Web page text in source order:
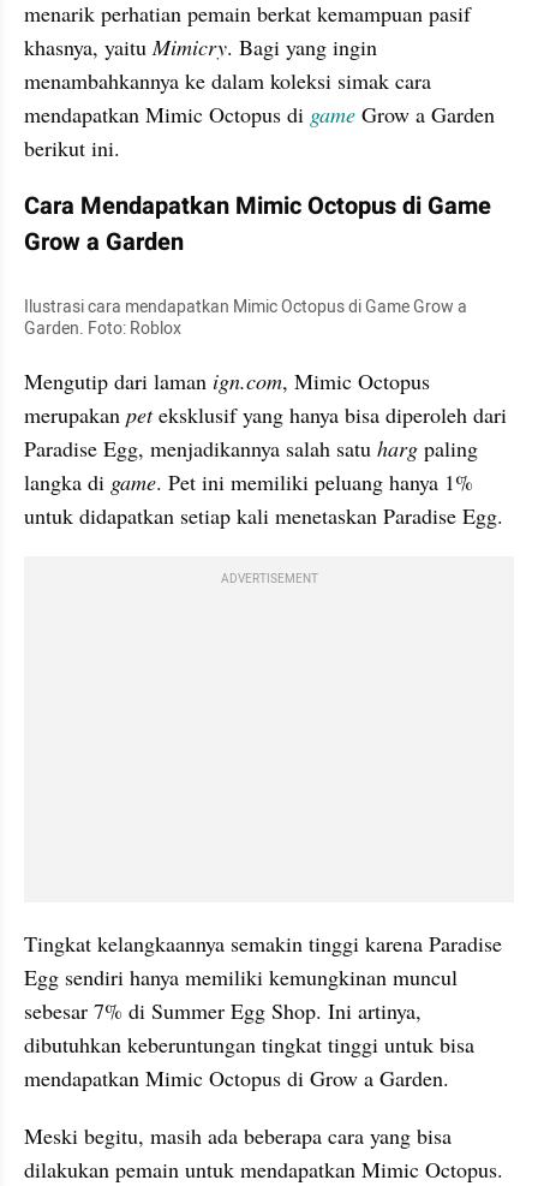
menarik perhatian pemain berkat kemampuan pasif
khasnya, yaitu Mimicry. Bagi yang ingin
menambahkannya ke dalam koleksi simak cara
mendapatkan Mimic Octopus di game Grow a Garden
berikut ini.
Cara Mendapatkan Mimic Octopus di Game
Grow a Garden
Ilustrasi cara mendapatkan Mimic Octopus di Game Grow a
Garden. Foto: Roblox
Mengutip dari laman ign.com, Mimic Octopus
merupakan pet eksklusif yang hanya bisa diperoleh dari
Paradise Egg, menjadikannya salah satu harg paling
langka di game. Pet ini memiliki peluang hanya 1%
untuk didapatkan setiap kali menetaskan Paradise Egg.
ADVERTISEMENT
Tingkat kelangkaannya semakin tinggi karena Paradise
Egg sendiri hanya memiliki kemungkinan muncul
sebesar 7% di Summer Egg Shop. Ini artinya,
dibutuhkan keberuntungan tingkat tinggi untuk bisa
mendapatkan Mimic Octopus di Grow a Garden.
Meski begitu, masih ada beberapa cara yang bisa
dilakukan pemain untuk mendapatkan Mimic Octopus.